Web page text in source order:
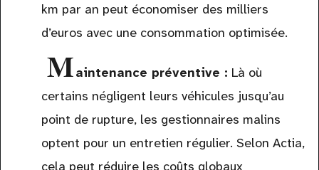
km par an peut économiser des milliers
d’euros avec une consommation optimisée.
Maintenance préventive : Là où
certains négligent leurs véhicules jusqu’au
point de rupture, les gestionnaires malins
optent pour un entretien régulier. Selon Actia,